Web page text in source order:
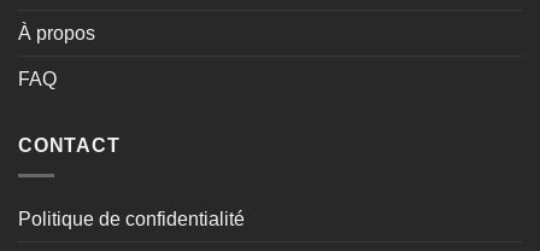
À propos
FAQ
CONTACT
Politique de confidentialité